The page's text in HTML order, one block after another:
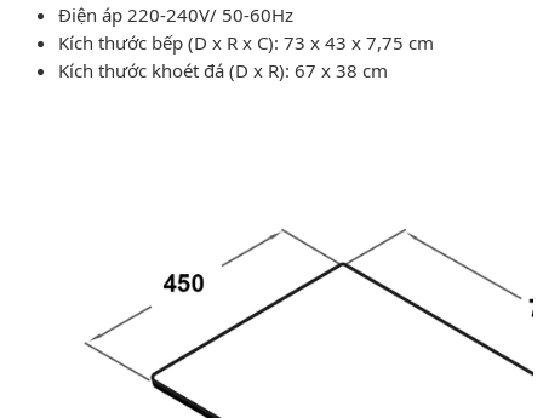
Điện áp 220-240V/ 50-60Hz
Kích thước bếp (D x R x C): 73 x 43 x 7,75 cm
Kích thước khoét đá (D x R): 67 x 38 cm